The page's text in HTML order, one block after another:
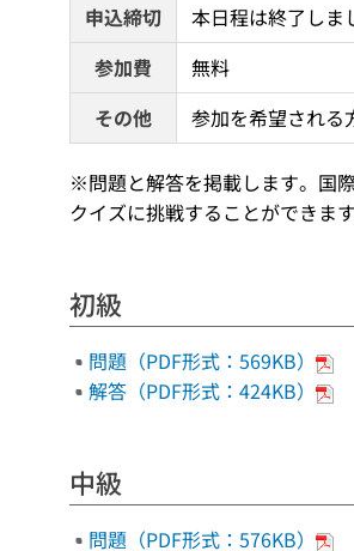
申込締切
本日程は終了しま
参加費
無料
その他
参加を希望される
※問題と解答を掲載します。国
クイズに挑戦することができます
初級
問題（PDF形式：569KB）
解答（PDF形式：424KB）
中級
問題（PDF形式：576KB）